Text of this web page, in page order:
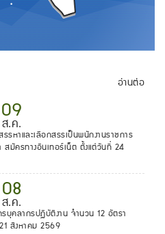
อ่านต่อ
09
ส.ค.
หาและเลือกสรรเป็นพนักงานราชการ
มัครทางอินเทอร์เน็ต ตั้งแต่วันที่ 24
08
ส.ค.
คลากรปฏิบัติงาน จำนวน 12 อัตรา
สิงหาคม 2569